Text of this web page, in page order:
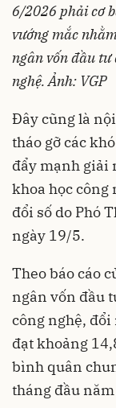
6/2026 phải cơ
vướng mắc
ngân vốn đầu tư
nghệ. Ảnh: VGP
Đây cũng là
tháo gỡ các
đẩy mạnh giải
khoa học công
đổi số do Phó
ngày 19/5.
Theo báo cáo
ngân vốn đầu
công nghệ, đổi
đạt khoảng
bình quân
tháng đầu